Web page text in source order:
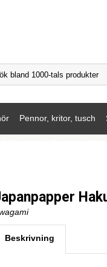
Pennor, kritor, tusch
Beskrivning